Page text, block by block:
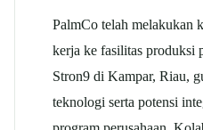
PalmCo telah melakukan
kerja ke fasilitas produksi
Stron9 di Kampar, Riau,
teknologi serta potensi